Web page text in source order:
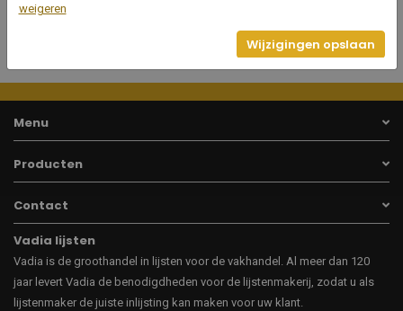
Menu
Producten
Contact
Vadia lijsten
Vadia is de groothandel in lijsten voor de vakhandel. Al meer dan 120
jaar levert Vadia de benodigdheden voor de lijstenmakerij, zodat u als
lijstenmaker de juiste inlijsting kan maken voor uw klant.
weigeren
Wijzigingen opslaan